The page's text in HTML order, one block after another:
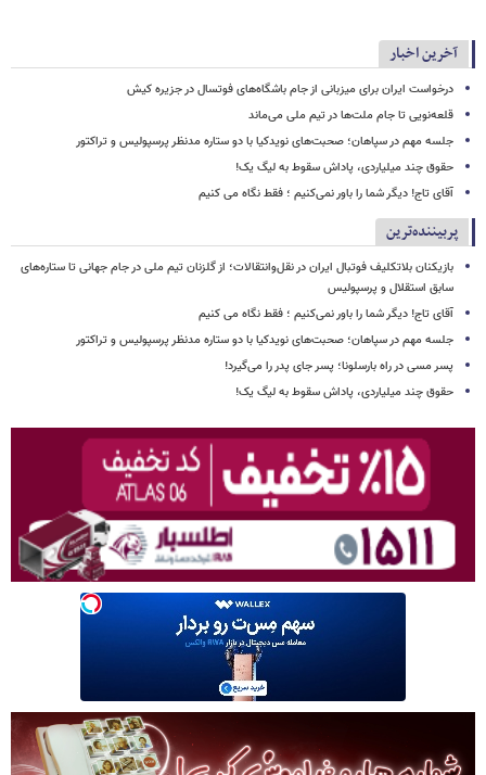
آخرین اخبار
درخواست ایران برای میزبانی از جام باشگاه‌های فوتسال در جزیره کیش
قلعه‌نویی تا جام ملت‌ها در تیم ملی می‌ماند
جلسه مهم در سپاهان؛ صحبت‌های نویدکیا با دو ستاره مدنظر پرسپولیس و تراکتور
حقوق چند میلیاردی، پاداش سقوط به لیگ یک!
آقای تاج! دیگر شما را باور نمی‌کنیم ؛ فقط نگاه می کنیم
پربیننده‌ترین
بازیکنان بلاتکلیف فوتبال ایران در نقل‌وانتقالات؛ از گلزنان تیم ملی در جام جهانی تا ستاره‌های
سابق استقلال و پرسپولیس
آقای تاج! دیگر شما را باور نمی‌کنیم ؛ فقط نگاه می کنیم
جلسه مهم در سپاهان؛ صحبت‌های نویدکیا با دو ستاره مدنظر پرسپولیس و تراکتور
پسر مسی در راه بارسلونا؛ پسر جای پدر را می‌گیرد!
حقوق چند میلیاردی، پاداش سقوط به لیگ یک!